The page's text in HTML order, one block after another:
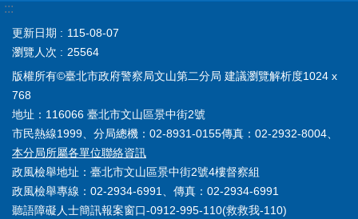
:::
更新日期
115-08-07
瀏覽人次
25564
版權所有©臺北市政府警察局文山第二分局 建議瀏覽解析度1024 x
768
地址：116066 臺北市文山區景中街2號
市民熱線1999、分局總機：02-8931-0155傳真：02-2932-8004、
本分局所屬各單位聯絡資訊
政風檢舉地址：臺北市文山區景中街2號4樓督察組
政風檢舉專線：02-2934-6991、傳真：02-2934-6991
聽語障礙人士簡訊報案窗口-0912-995-110(救救我-110)